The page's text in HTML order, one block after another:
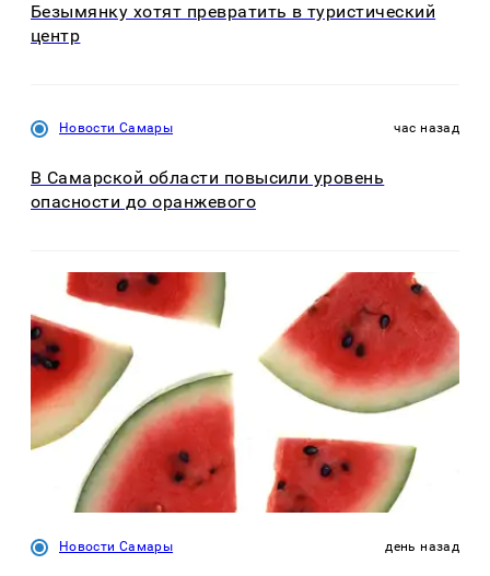
Безымянку хотят превратить в туристический
центр
Новости Самары час назад
В Самарской области повысили уровень
опасности до оранжевого
Новости Самары день назад